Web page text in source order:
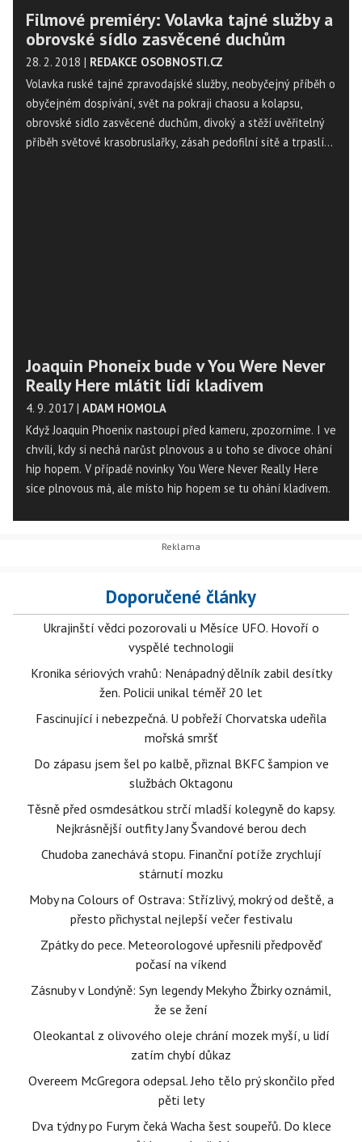
Filmové premiéry: Volavka tajné služby a
obrovské sídlo zasvěcené duchům
28. 2. 2018 | REDAKCE OSOBNOSTI.CZ
Volavka ruské tajné zpravodajské služby, neobyčejný příběh o
obyčejném dospívání, svět na pokraji chaosu a kolapsu,
obrovské sídlo zasvěcené duchům, divoký a stěží uvěřitelný
příběh světové krasobruslařky, zásah pedofilní sítě a trpaslíci
Joaquin Phoneix bude v You Were Never
Really Here mlátit lidi kladivem
4. 9. 2017 | ADAM HOMOLA
Když Joaquin Phoenix nastoupí před kameru, zpozorníme. I ve
chvíli, kdy si nechá narůst plnovous a u toho se divoce ohání
hip hopem. V případě novinky You Were Never Really Here
sice plnovous má, ale místo hip hopem se tu ohání kladivem.
Doporučené články
Ukrajinští vědci pozorovali u Měsíce UFO. Hovoří o
vyspělé technologii
Kronika sériových vrahů: Nenápadný dělník zabil desítky
žen. Policii unikal téměř 20 let
Fascinující i nebezpečná. U pobřeží Chorvatska udeřila
mořská smršť
Do zápasu jsem šel po kalbě, přiznal BKFC šampion ve
službách Oktagonu
Těsně před osmdesátkou strčí mladší kolegyně do kapsy.
Nejkrásnější outfity Jany Švandové berou dech
Chudoba zanechává stopu. Finanční potíže zrychlují
stárnutí mozku
Moby na Colours of Ostrava: Střízlivý, mokrý od deště, a
přesto přichystal nejlepší večer festivalu
Zpátky do pece. Meteorologové upřesnili předpověď
počasí na víkend
Zásnuby v Londýně: Syn legendy Mekyho Žbirky oznámil,
že se žení
Oleokantal z olivového oleje chrání mozek myší, u lidí
zatím chybí důkaz
Overeem McGregora odepsal. Jeho tělo prý skončilo před
pěti lety
Dva týdny po Furym čeká Wacha šest soupeřů. Do klece